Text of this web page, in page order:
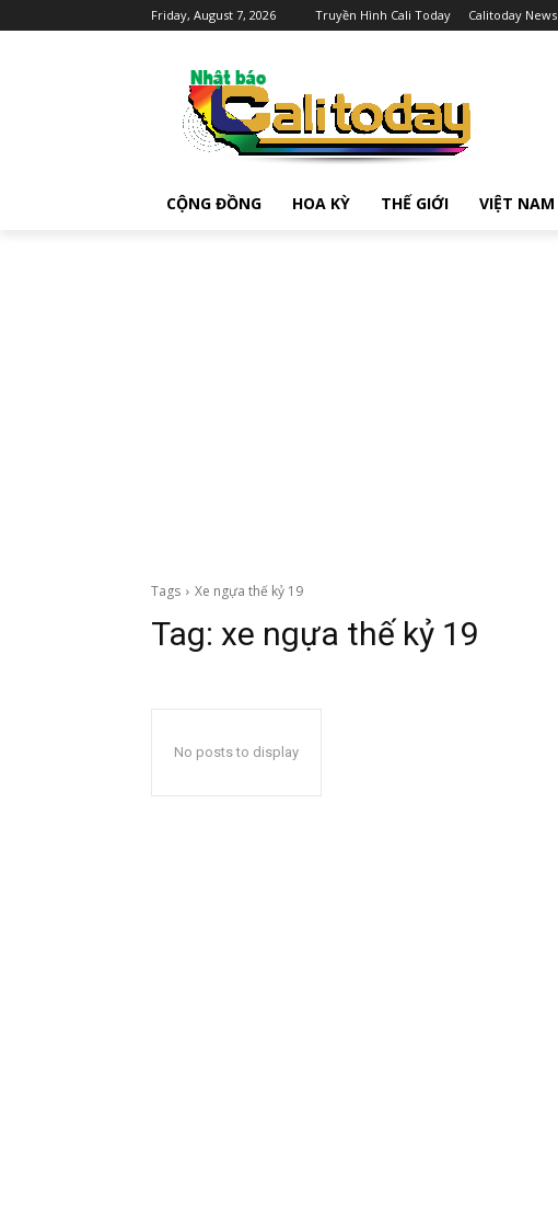
Friday, August 7, 2026 Truyền Hình Cali Today Calitoday News
CỘNG ĐỒNG HOA KỲ THẾ GIỚI VIỆT NAM
Tags Xe ngựa thế kỷ 19
Tag: xe ngựa thế kỷ 19
No posts to display